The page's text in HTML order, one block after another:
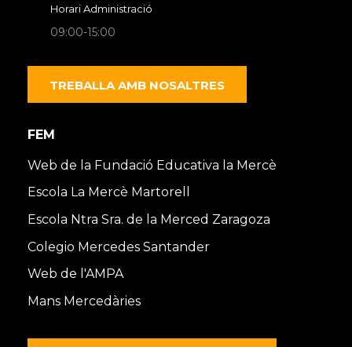
Horari Administració
09:00-15:00
TREBALLA AMB NOSALTRES
FEM
Web de la Fundació Educativa la Mercè
Escola La Mercè Martorell
Escola Ntra Sra. de la Merced Zaragoza
Colegio Mercedes Santander
Web de l'AMPA
Mans Mercedàries